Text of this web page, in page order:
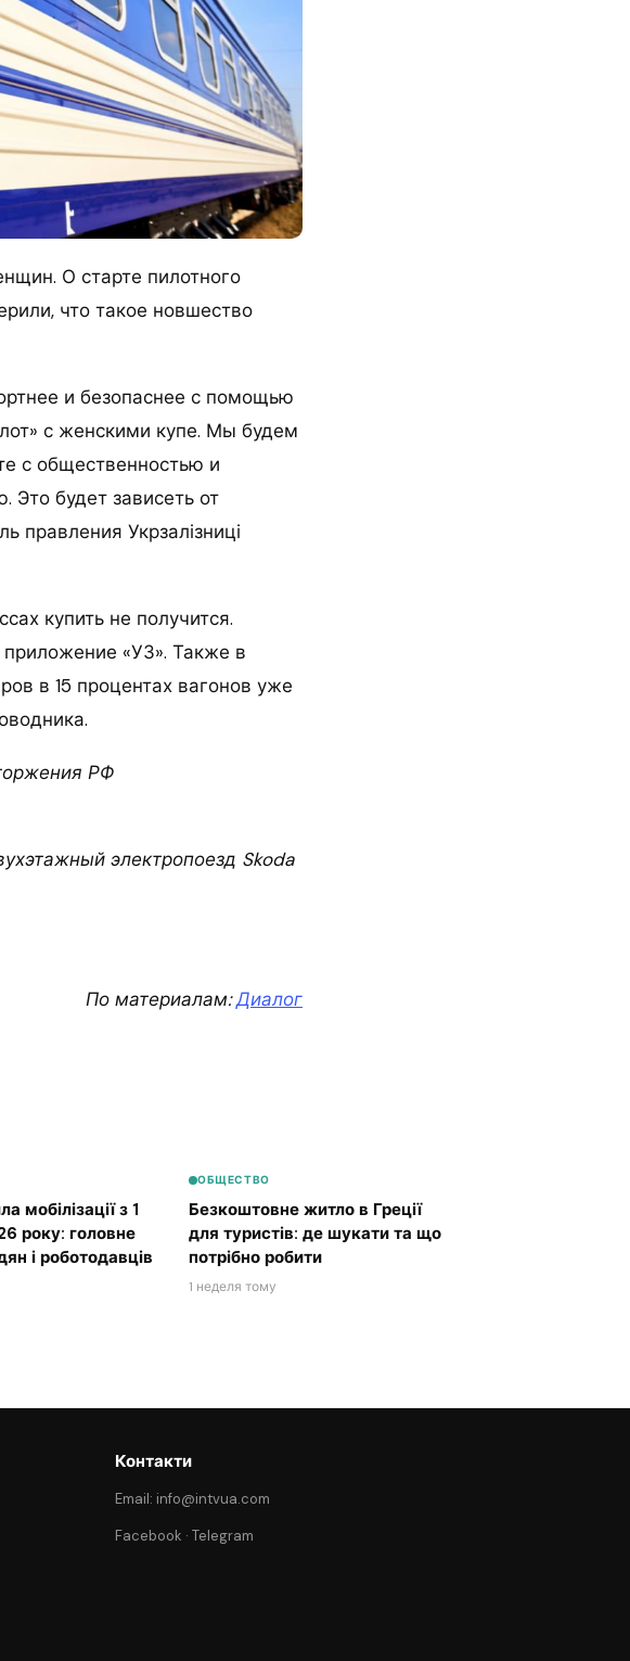
О старте пилотного
что такое новшество
и безопаснее с помощью
с женскими купе. Мы будем
с общественностью и
будет зависеть от
правления Укрзалізниці
купить не получится.
«УЗ». Также в
в 15 процентах вагонов уже
РФ
электропоезд Skoda
По материалам:Диалог
мобілізації з 1
року: головне
і роботодавців
ОБЩЕСТВО
Безкоштовне житло в Греції
для туристів: де шукати та що
потрібно робити
1 неделя тому
Контакти
Email: info@intvua.com
Facebook ·Telegram